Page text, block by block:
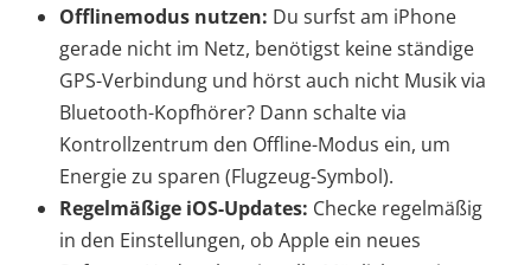
Offlinemodus nutzen: Du surfst am iPhone
gerade nicht im Netz, benötigst keine ständige
GPS-Verbindung und hörst auch nicht Musik via
Bluetooth-Kopfhörer? Dann schalte via
Kontrollzentrum den Offline-Modus ein, um
Energie zu sparen (Flugzeug-Symbol).
Regelmäßige iOS-Updates: Checke regelmäßig
in den Einstellungen, ob Apple ein neues